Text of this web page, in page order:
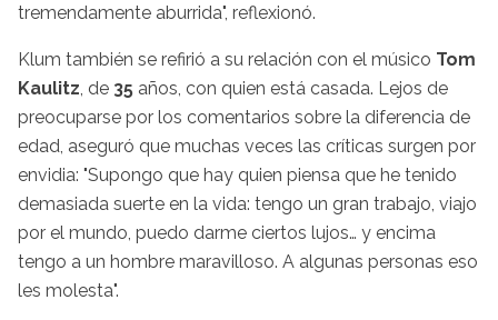
tremendamente aburrida", reflexionó.
Klum también se refirió a su relación con el músico Tom
Kaulitz, de 35 años, con quien está casada. Lejos de
preocuparse por los comentarios sobre la diferencia de
edad, aseguró que muchas veces las críticas surgen por
envidia: "Supongo que hay quien piensa que he tenido
demasiada suerte en la vida: tengo un gran trabajo, viajo
por el mundo, puedo darme ciertos lujos… y encima
tengo a un hombre maravilloso. A algunas personas eso
les molesta".